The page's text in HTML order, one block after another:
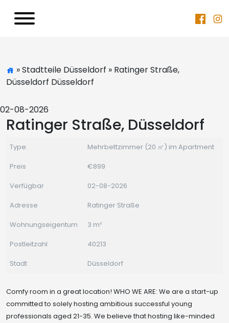
» Stadtteile Düsseldorf » Ratinger Straße,
Düsseldorf Düsseldorf
02-08-2026
Ratinger Straße, Düsseldorf
Type:
Mehrbettzimmer (20 ㎡) im Apartment
Preis
€899
Verfügbar
02-08-2026
Adresse
Ratinger Straße
Wohnungseigentum
3 m²
Postleitzahl
40213
Stadt
Düsseldorf
Comfy room in a great location! WHO WE ARE: We are a start-up
committed to solely hosting ambitious successful young
professionals aged 21-35. We believe that hosting like-minded